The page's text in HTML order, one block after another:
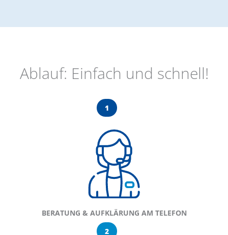
Ablauf: Einfach und schnell!
1
BERATUNG & AUFKLÄRUNG AM TELEFON
2